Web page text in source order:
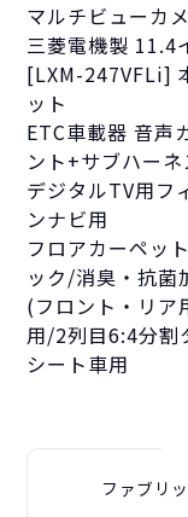
マルチビューカ
三菱電機製 11.4
[LXM-247VFLi]
ット
ETC車載器 音声
ント+サブハー
デジタルTV用フ
ンナビ用
フロアカーペッ
ック/消臭・抗
(フロント・リア
用/2列目6:4分割
シート車用
ファブリ